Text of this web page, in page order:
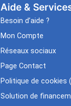
Aide &
Besoin d’aide ?
Mon Compte
Réseaux sociaux
Page Contact
Politique de cookies
Solution de